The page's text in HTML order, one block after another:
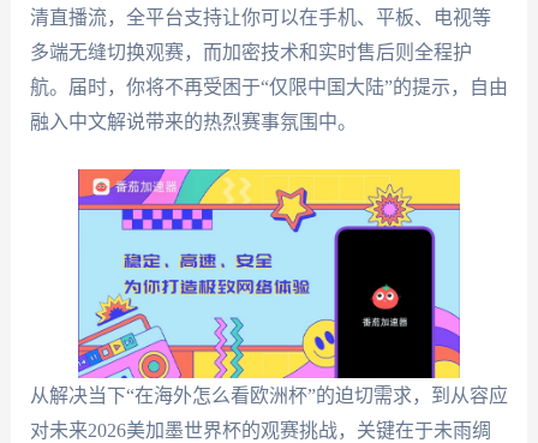
清直播流，全平台支持让你可以在手机、平板、电视等
多端无缝切换观赛，而加密技术和实时售后则全程护
航。届时，你将不再受困于“仅限中国大陆”的提示，自由
融入中文解说带来的热烈赛事氛围中。
从解决当下“在海外怎么看欧洲杯”的迫切需求，到从容应
对未来2026美加墨世界杯的观赛挑战，关键在于未雨绸